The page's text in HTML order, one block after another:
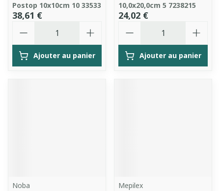
Postop 10x10cm 10 33533
38,61 €
Ajouter au panier
10,0x20,0cm 5 7238215
24,02 €
Ajouter au panier
Noba
Mepilex